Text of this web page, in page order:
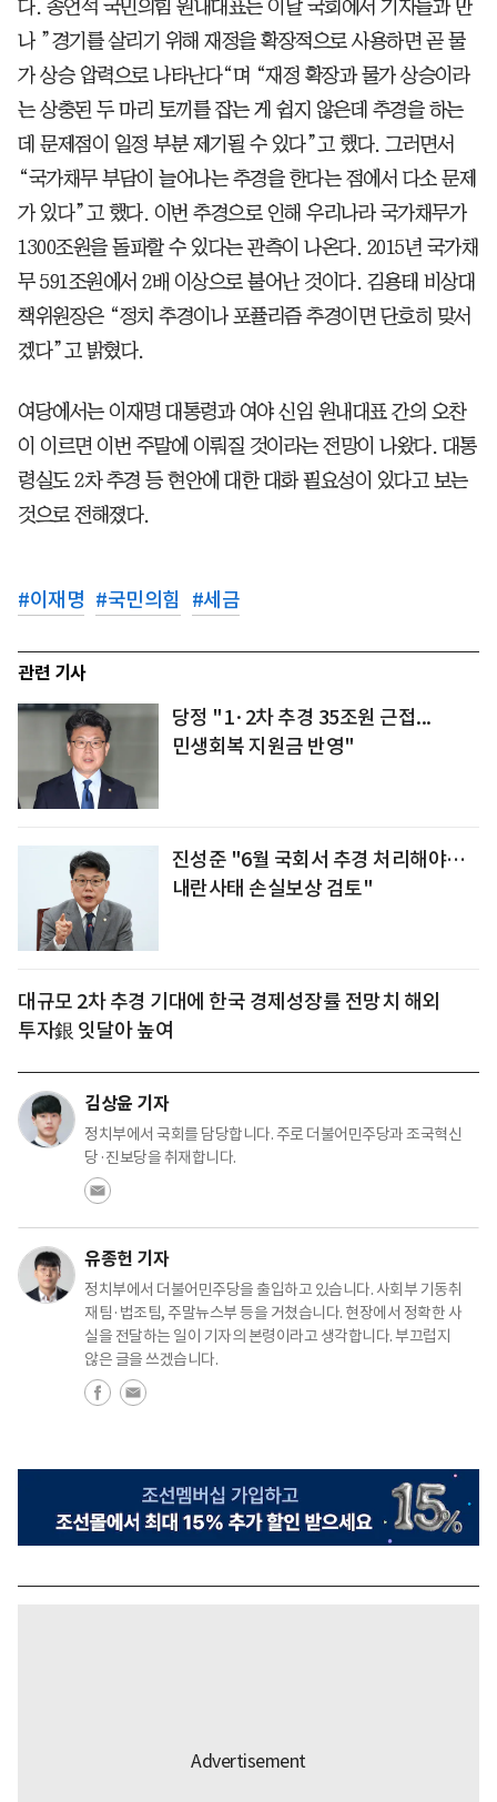
다. 송언석 국민의힘 원내대표는 이날 국회에서 기자들과 만
나 ”경기를 살리기 위해 재정을 확장적으로 사용하면 곧 물
가 상승 압력으로 나타난다“며 “재정 확장과 물가 상승이라
는 상충된 두 마리 토끼를 잡는 게 쉽지 않은데 추경을 하는
데 문제점이 일정 부분 제기될 수 있다”고 했다. 그러면서
“국가채무 부담이 늘어나는 추경을 한다는 점에서 다소 문제
가 있다”고 했다. 이번 추경으로 인해 우리나라 국가채무가
1300조원을 돌파할 수 있다는 관측이 나온다. 2015년 국가채
무 591조원에서 2배 이상으로 불어난 것이다. 김용태 비상대
책위원장은 “정치 추경이나 포퓰리즘 추경이면 단호히 맞서
겠다”고 밝혔다.
여당에서는 이재명 대통령과 여야 신임 원내대표 간의 오찬
이 이르면 이번 주말에 이뤄질 것이라는 전망이 나왔다. 대통
령실도 2차 추경 등 현안에 대한 대화 필요성이 있다고 보는
것으로 전해졌다.
#이재명 #국민의힘 #세금
관련 기사
당정 "1·2차 추경 35조원 근접...
민생회복 지원금 반영"
진성준 "6월 국회서 추경 처리해야…
내란사태 손실보상 검토"
대규모 2차 추경 기대에 한국 경제성장률 전망치 해외
투자銀 잇달아 높여
김상윤 기자
정치부에서 국회를 담당합니다. 주로 더불어민주당과 조국혁신
당·진보당을 취재합니다.
유종헌 기자
정치부에서 더불어민주당을 출입하고 있습니다. 사회부 기동취
재팀·법조팀, 주말뉴스부 등을 거쳤습니다. 현장에서 정확한 사
실을 전달하는 일이 기자의 본령이라고 생각합니다. 부끄럽지
않은 글을 쓰겠습니다.